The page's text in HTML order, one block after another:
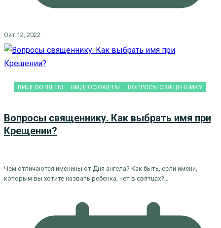
Окт 12, 2022
ВИДЕООТВЕТЫ ВИДЕОСЮЖЕТЫ ВОПРОСЫ СВЯЩЕННИКУ
Вопросы священнику. Как выбрать имя при
Крещении?
Чем отличаются именины от Дня ангела? Как быть, если имени,
которым вы хотите назвать ребенка, нет в святцах?…